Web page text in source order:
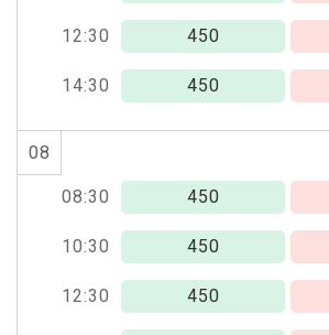
12:30 450
14:30 450
08
08:30 450
10:30 450
12:30 450